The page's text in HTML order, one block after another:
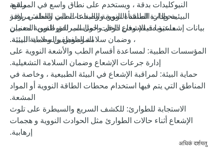
النيوكليدات بدقة ، ويستخدم على نطاق واسع في المراقبة
البيئية وإدارة المنشأة النووية والبحث الطبي والعلمي. يوفر
بيانات إشعاعية دقيقة وفي الوقت المناسب للموظفين المعنيين
، وضمان سلامة الموظفين وحماية البيئة.
مشع.
محطات الطاقة النووية والصناعات ذات الصلة: مراقبة
مستويات الإشعاع داخل وحول المرافق النووية لضمان
الموظفين والسلامة البيئية.
المؤسسات الطبية: لمساعدة أقسام الطب والأشعة النووية على
إدارة جرعات الإشعاع وضمان السلامة التشغيلية.
حماية البيئة: لمراقبة الإشعاع في البيئة الطبيعية ، وخاصة في
المناطق التي يتم فيها استخدام محطات الطاقة النووية أو المواد
المشعة.
الاستجابة للطوارئ: للكشف السريع والسيطرة على تلوث
الإشعاع أثناء حالات الطوارئ مثل الحوادث النووية و هجمات
إرهابية.
अधिकं दर्शयतु